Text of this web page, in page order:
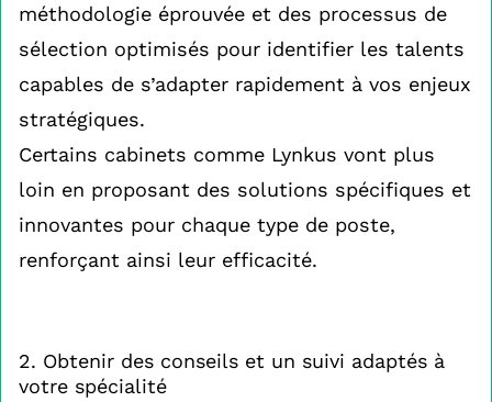
méthodologie éprouvée et des processus de
sélection optimisés pour identifier les talents
capables de s’adapter rapidement à vos enjeux
stratégiques.
Certains cabinets comme Lynkus vont plus
loin en proposant des solutions spécifiques et
innovantes pour chaque type de poste,
renforçant ainsi leur efficacité.
2. Obtenir des conseils et un suivi adaptés à
votre spécialité